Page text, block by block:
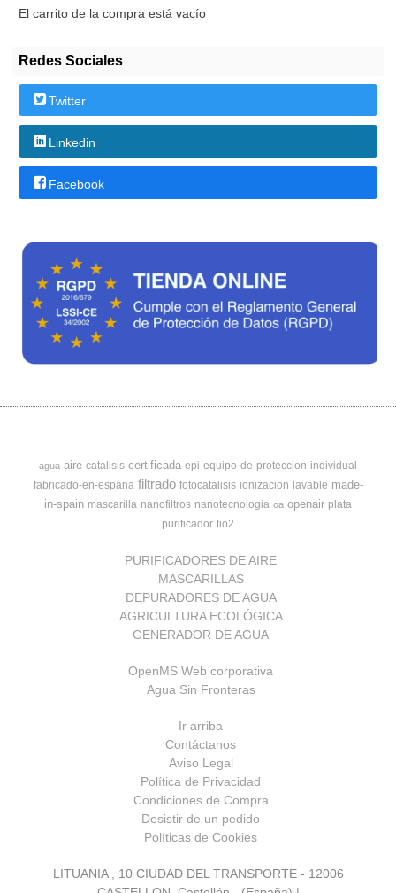
El carrito de la compra está vacío
Redes Sociales
Twitter
Linkedin
Facebook
agua aire catalisis certificada epi equipo-de-proteccion-individual
fabricado-en-espana filtrado fotocatalisis ionizacion lavable made-
in-spain mascarilla nanofiltros nanotecnologia oa openair plata
purificador tio2
PURIFICADORES DE AIRE
MASCARILLAS
DEPURADORES DE AGUA
AGRICULTURA ECOLÓGICA
GENERADOR DE AGUA
OpenMS Web corporativa
Agua Sin Fronteras
Ir arriba
Contáctanos
Aviso Legal
Política de Privacidad
Condiciones de Compra
Desistir de un pedido
Políticas de Cookies
LITUANIA , 10 CIUDAD DEL TRANSPORTE - 12006